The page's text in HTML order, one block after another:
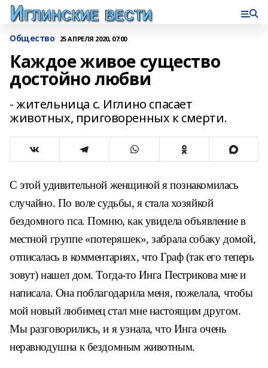
Общество 25 АПРЕЛЯ 2020, 07:00
Каждое живое существо
достойно любви
- жительница с. Иглино спасает
животных, приговоренных к смерти.
С этой удивительной женщиной я познакомилась
случайно. По воле судьбы, я стала хозяйкой
бездомного пса. Помню, как увидела объявление в
местной группе «потеряшек», забрала собаку домой,
отписалась в комментариях, что Граф (так его теперь
зовут) нашел дом. Тогда-то Инга Пестрикова мне и
написала. Она поблагодарила меня, пожелала, чтобы
мой новый любимец стал мне настоящим другом.
Мы разговорились, и я узнала, что Инга очень
неравнодушна к бездомным животным.